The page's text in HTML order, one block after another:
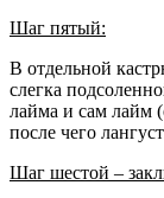
Шаг пятый:
В отдельной
слегка
лайма и сам лайм
после чего
Шаг шестой –